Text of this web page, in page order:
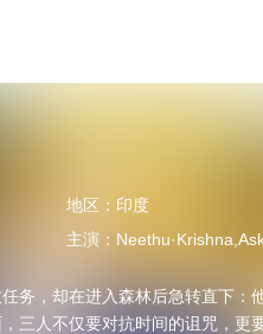
地区： 印度
主演：
务，却在进入森林后急转直下
三人不仅要对抗时间的诅咒，更